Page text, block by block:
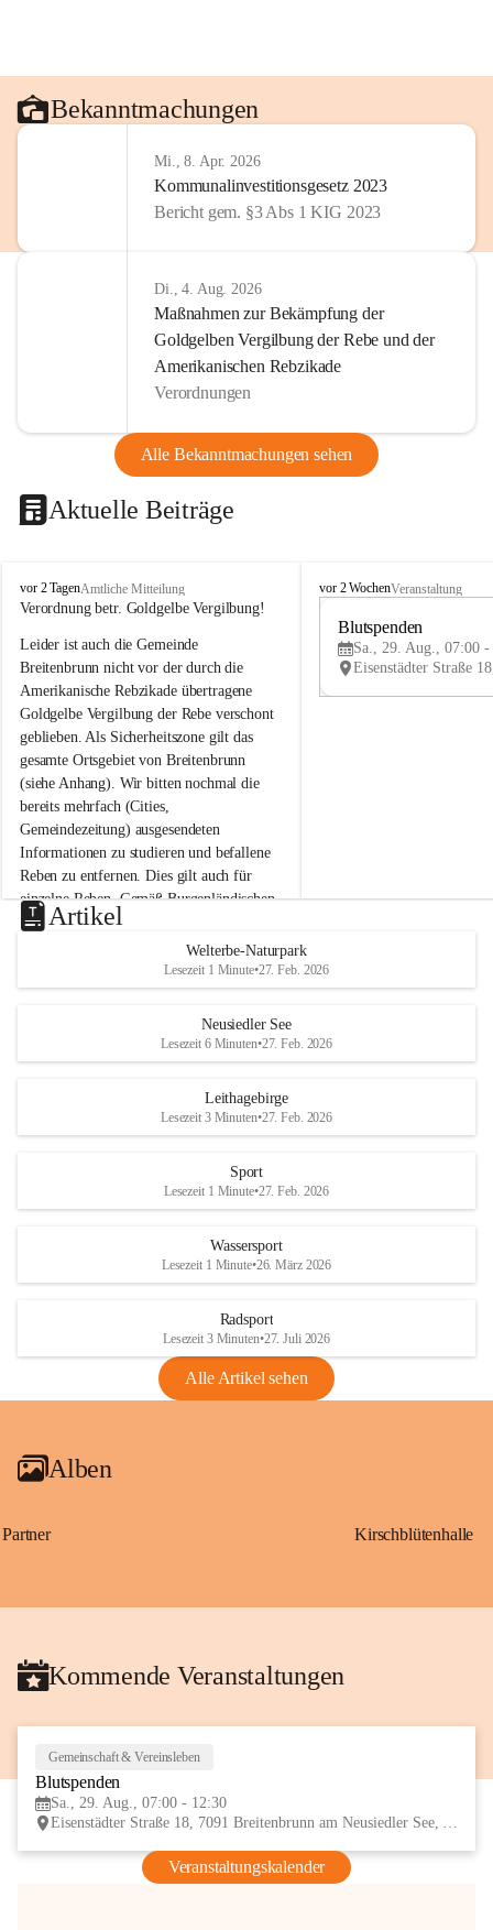
Bekanntmachungen
Mi., 8. Apr. 2026
Kommunalinvestitionsgesetz 2023
Bericht gem. §3 Abs 1 KIG 2023
Di., 4. Aug. 2026
Maßnahmen zur Bekämpfung der
Goldgelben Vergilbung der Rebe und der
Amerikanischen Rebzikade
Verordnungen
Alle Bekanntmachungen sehen
Aktuelle Beiträge
B
r
i
t
e
n
b
r
u
n
n
a
m
N
e
u
s
d
S
vor 2 TagenAmtliche Mitteilung
Verordnung betr. Goldgelbe Vergilbung!
Leider ist auch die Gemeinde
Breitenbrunn nicht vor der durch die
Amerikanische Rebzikade übertragene
Goldgelbe Vergilbung der Rebe verschont
geblieben. Als Sicherheitszone gilt das
gesamte Ortsgebiet von Breitenbrunn
(siehe Anhang). Wir bitten nochmal die
bereits mehrfach (Cities,
Gemeindezeitung) ausgesendeten
Informationen zu studieren und befallene
Reben zu entfernen. Dies gilt auch für
einzelne Reben. Gemäß Burgenländischen
Weinbaugesetz sind nicht gepflegte oder
unzulässige Weingärten zu roden! Bitte
helfen wir zusammen um unsere Winzer
vor den prognostizierten Ernteausfällen
und den daraus folgenden wirtschaftlichen
Maßnahmen zur Bekämpfung
Rebe und der Amerikanischen
Anhang VBl. EU Nr. 18
1 Seite•1,4 MB
VBl. EU Nr. 18_2026
B
e
u
e
d
r
S
vor 2 WochenVeranstaltung
Blutspenden
Sa., 29. Aug., 07:00 -
Artikel
Welterbe-Naturpark
Lesezeit 1 Minute•27. Feb. 2026
Neusiedler See
Lesezeit 6 Minuten•27. Feb. 2026
Leithagebirge
Lesezeit 3 Minuten•27. Feb. 2026
Sport
Lesezeit 1 Minute•27. Feb. 2026
Wassersport
Lesezeit 1 Minute•26. März 2026
Radsport
Lesezeit 3 Minuten•27. Juli 2026
Alle Artikel sehen
Alben
Partner Kirschblütenhalle
Kommende Veranstaltungen
Gemeinschaft & Vereinsleben
Blutspenden
Sa., 29. Aug., 07:00 - 12:30
Eisenstädter Straße 18, 7091 Breitenbrunn am Neusiedler See, AUT
Veranstaltungskalender